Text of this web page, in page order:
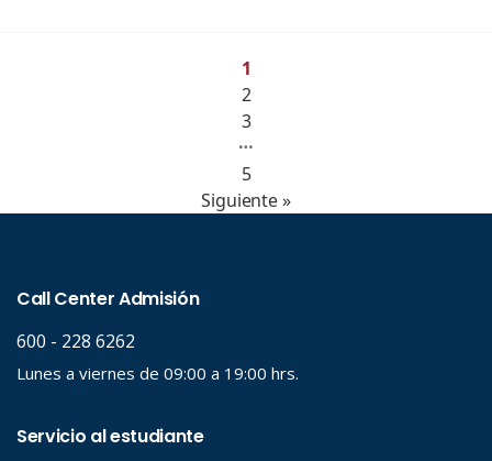
1
2
3
…
5
Siguiente »